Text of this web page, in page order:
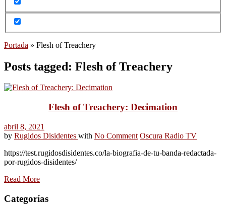
Portada » Flesh of Treachery
Posts tagged: Flesh of Treachery
Flesh of Treachery: Decimation
abril 8, 2021
by Rugidos Disidentes with No Comment Oscura Radio TV
https://test.rugidosdisidentes.co/la-biografia-de-tu-banda-redactada-
por-rugidos-disidentes/
Read More
Categorías